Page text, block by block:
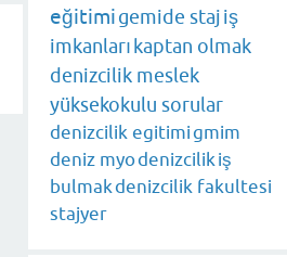
eğitimigemide stajiş
imkanlarıkaptan olmak
denizcilik meslek
yüksekokulu sorular
denizcilik egitimigmim
deniz myodenizcilikiş
bulmakdenizcilik fakultesi
stajyer